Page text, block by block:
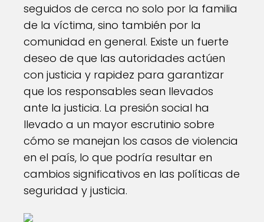
seguidos de cerca no solo por la familia
de la víctima, sino también por la
comunidad en general. Existe un fuerte
deseo de que las autoridades actúen
con justicia y rapidez para garantizar
que los responsables sean llevados
ante la justicia. La presión social ha
llevado a un mayor escrutinio sobre
cómo se manejan los casos de violencia
en el país, lo que podría resultar en
cambios significativos en las políticas de
seguridad y justicia.